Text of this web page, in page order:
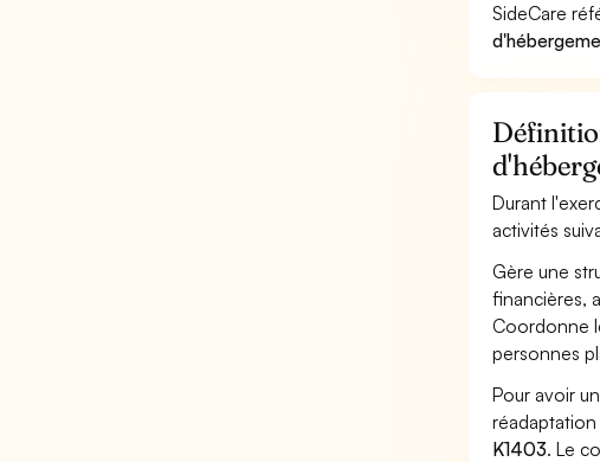
SideCare
Durant
activités
Gère une
financières,
Coordonne
personnes
Pour avoir
K1403. Le